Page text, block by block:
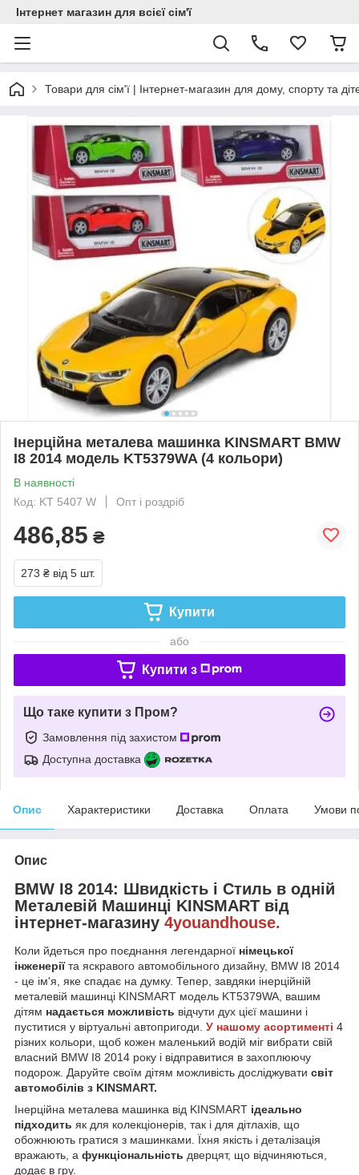
Інтернет магазин для всієї сім'ї
Товари для сім'ї | Інтернет-магазин для дому, спорту та
Інерційна металева машинка KINSMART BMW
I8 2014 модель KT5379WA (4 кольори)
В наявності
Код: KT 5407 W
Опт і роздріб
486,85 ₴
273 ₴ від 5 шт.
Купити
або
Купити з
Що таке купити з Пром?
Замовлення під захистом
Доступна доставка
Опис Характеристики Доставка Оплата Умови
Опис
BMW I8 2014: Швидкість і Стиль в одній
Металевій Машинці KINSMART від
інтернет-магазину 4youandhouse.
Коли йдеться про поєднання легендарної німецької
інженеріїта яскравого автомобільного дизайну, BMW I8 2014
- це ім'я, яке спадає на думку. Тепер, завдяки інерційній
металевій машинці KINSMART модель KT5379WA, вашим
дітям надається можливість відчути дух цієї машини і
пуститися у віртуальні автопригоди. У нашому асортименті 4
різних кольори, щоб кожен маленький водій міг вибрати свій
власний BMW I8 2014 року і відправитися в захоплюючу
подорож. Даруйте своїм дітям можливість досліджувати світ
автомобілів з KINSMART.
Інерційна металева машинка від KINSMART ідеально
підходить як для колекціонерів, так і для дітлахів, що
обожнюють гратися з машинками. Їхня якість і деталізація
вражають, а функціональність дверцят, що відчиняються,
додає в гру.